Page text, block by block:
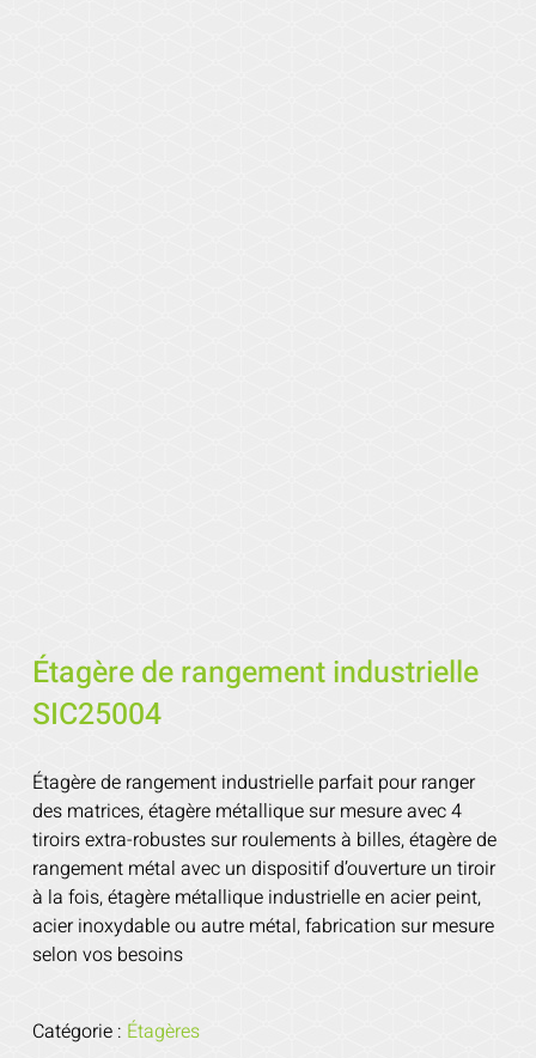
Étagère de rangement industrielle
SIC25004
Étagère de rangement industrielle parfait pour ranger
des matrices, étagère métallique sur mesure avec 4
tiroirs extra-robustes sur roulements à billes, étagère de
rangement métal avec un dispositif d’ouverture un tiroir
à la fois, étagère métallique industrielle en acier peint,
acier inoxydable ou autre métal, fabrication sur mesure
selon vos besoins
Catégorie : Étagères